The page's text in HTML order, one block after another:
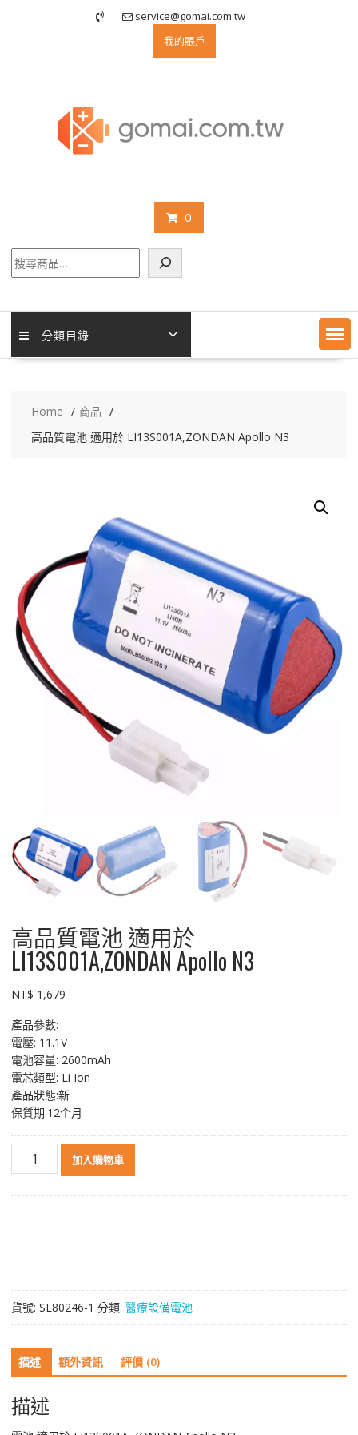
service@gomai.com.tw
我的賬戶
0
尋
分類目錄
Home
商品
高品質電池 適用於 LI13S001A,ZONDAN Apollo N3
高品質電池 適用於
LI13S001A,ZONDAN Apollo N3
NT$ 1,679
產品參數:
電壓: 11.1V
電池容量: 2600mAh
電芯類型: Li-ion
產品狀態:新
保質期:12个月
LI13S001A,ZONDAN
Apollo
N3
數
量
加入購物車
貨號: SL80246-1 分類: 醫療設備電池
描述 額外資訊 評價 (0)
描述